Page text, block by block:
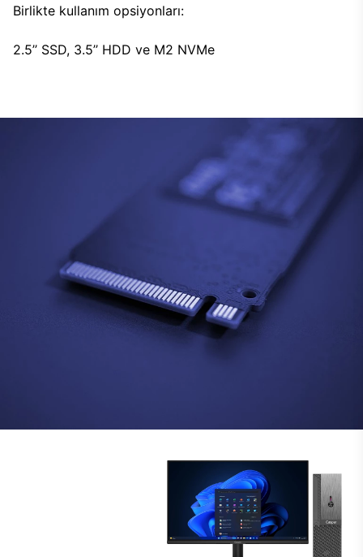
Birlikte kullanım opsiyonları:
2.5’’ SSD, 3.5’’ HDD ve M2 NVMe